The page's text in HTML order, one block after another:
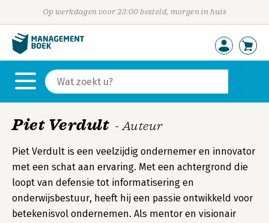
Op werkdagen voor 23:00 besteld, morgen in huis
Piet Verdult - Auteur
Piet Verdult is een veelzijdig ondernemer en innovator
met een schat aan ervaring. Met een achtergrond die
loopt van defensie tot informatisering en
onderwijsbestuur, heeft hij een passie ontwikkeld voor
betekenisvol ondernemen. Als mentor en visionair